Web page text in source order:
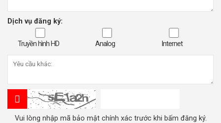
Dịch vụ đăng ký:
Truyền hình HD Analog Internet
Vui lòng nhập mã bảo mật chính xác trước khi bấm đăng ký.